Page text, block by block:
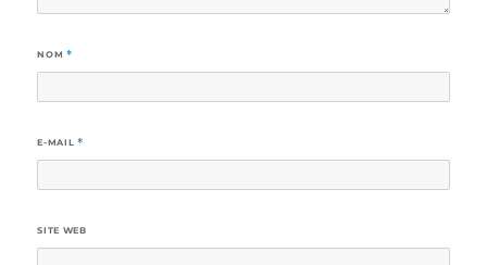
NOM *
E-MAIL *
SITE WEB